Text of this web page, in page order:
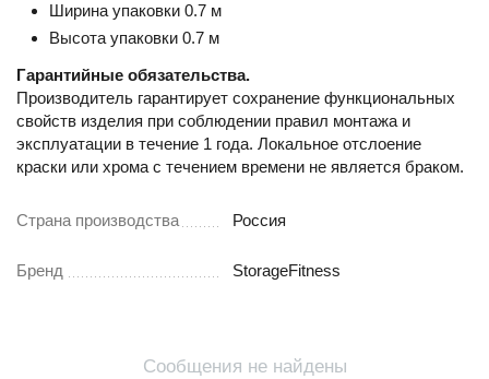
Ширина упаковки 0.7 м
Высота упаковки 0.7 м
Гарантийные обязательства.
Производитель гарантирует сохранение функциональных
свойств изделия при соблюдении правил монтажа и
эксплуатации в течение 1 года. Локальное отслоение
краски или хрома с течением времени не является браком.
Страна производства Россия
Бренд StorageFitness
Сообщения не найдены